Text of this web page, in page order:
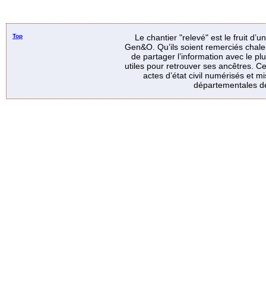
Top
Le chantier "relevé" est le fruit
Gen&O. Qu’ils soient remerciés
de partager l’information avec le
utiles pour retrouver ses ancêtres.
actes d’état civil numérisés et
départementales